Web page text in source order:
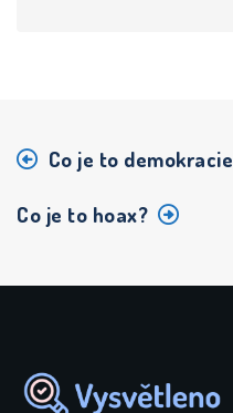
Co je to demokracie
Co je to hoax?